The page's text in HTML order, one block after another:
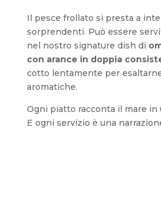
Il pesce frollato si presta a
sorprendenti. Può essere
nel nostro signature dish di
con arance in doppia
cotto lentamente per
aromatiche.
Ogni piatto racconta il mare in
E ogni servizio è una